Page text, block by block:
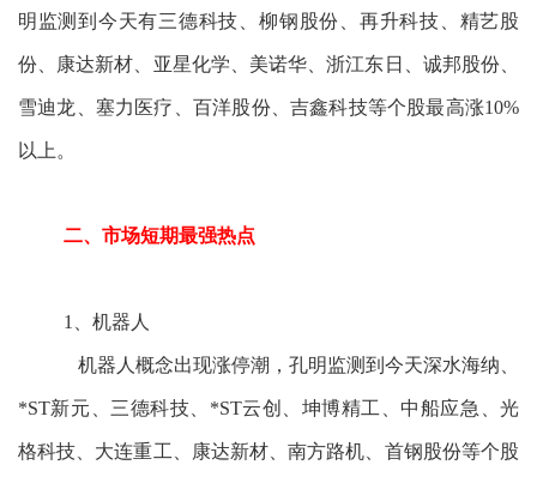
明监测到今天有三德科技、柳钢股份、再升科技、精艺股
份、康达新材、亚星化学、美诺华、浙江东日、诚邦股份、
雪迪龙、塞力医疗、百洋股份、吉鑫科技等个股最高涨10%
以上。
二、市场短期最强热点
1、机器人
机器人概念出现涨停潮，孔明监测到今天深水海纳、
*ST新元、三德科技、*ST云创、坤博精工、中船应急、光
格科技、大连重工、康达新材、南方路机、首钢股份等个股